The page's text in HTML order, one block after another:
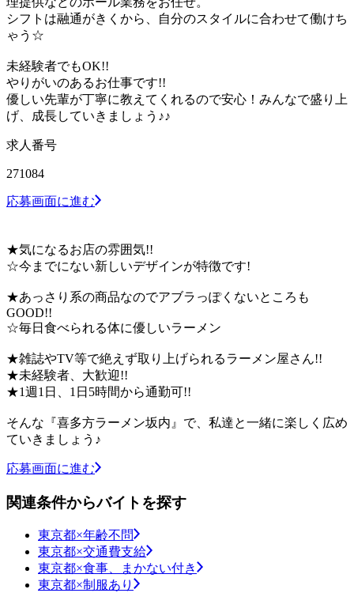
シフトは融通がきくから、自分のスタイルに合わせて働けち
ゃう☆
未経験者でもOK!!
やりがいのあるお仕事です!!
優しい先輩が丁寧に教えてくれるので安心！みんなで盛り上
げ、成長していきましょう♪♪
求人番号
271084
応募画面に進む
★気になるお店の雰囲気!!
☆今までにない新しいデザインが特徴です!
★あっさり系の商品なのでアブラっぽくないところも
GOOD!!
☆毎日食べられる体に優しいラーメン
★雑誌やTV等で絶えず取り上げられるラーメン屋さん!!
★未経験者、大歓迎!!
★1週1日、1日5時間から通勤可!!
そんな『喜多方ラーメン坂内』で、私達と一緒に楽しく広め
ていきましょう♪
応募画面に進む
関連条件からバイトを探す
東京都×年齢不問
東京都×交通費支給
東京都×食事、まかない付き
東京都×制服あり